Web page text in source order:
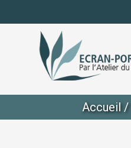
Accueil/